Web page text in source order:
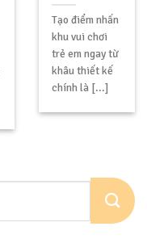
Tạo điểm nhấn
khu vui chơi
trẻ em ngay từ
khâu thiết kế
chính là [...]